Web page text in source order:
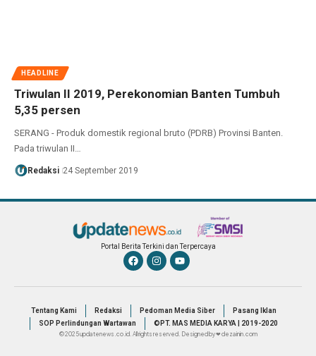
HEADLINE
Triwulan II 2019, Perekonomian Banten Tumbuh
5,35 persen
SERANG - Produk domestik regional bruto (PDRB) Provinsi Banten.
Pada triwulan II…
Redaksi 24 September 2019
Portal Berita Terkini dan Terpercaya
Tentang Kami Redaksi Pedoman Media Siber
Pasang Iklan
SOP Perlindungan Wartawan
©PT. MAS MEDIA KARYA | 2019-2020
© 2025 updatenews.co.id. All rights reserved. Designed by ❤ dezainin.com